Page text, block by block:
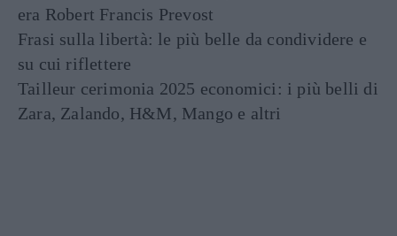
era Robert Francis Prevost
Frasi sulla libertà: le più belle da condividere e
su cui riflettere
Tailleur cerimonia 2025 economici: i più belli di
Zara, Zalando, H&M, Mango e altri